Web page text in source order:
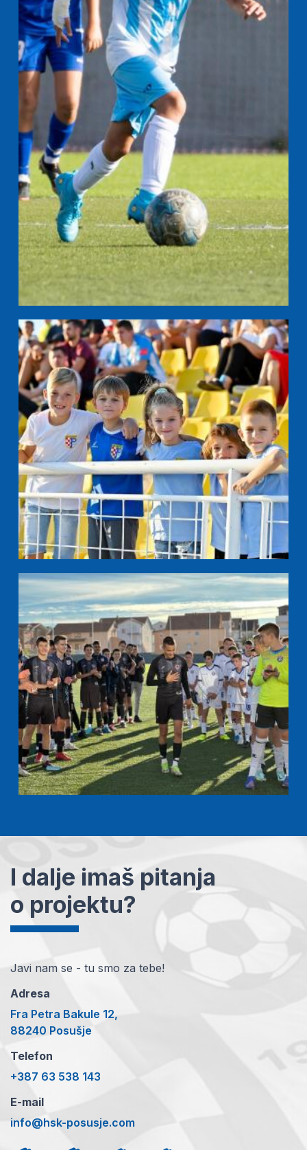
I dalje imaš pitanja
o projektu?
Javi nam se - tu smo za tebe!
Adresa
Fra Petra Bakule 12,
88240 Posušje
Telefon
+387 63 538 143
E-mail
info@hsk-posusje.com